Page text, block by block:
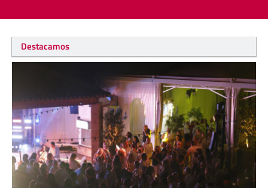
Destacamos